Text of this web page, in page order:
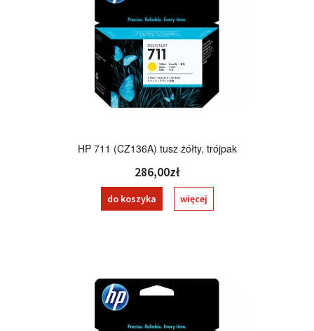
HP 711 (CZ136A) tusz żółty, trójpak
286,00zł
do koszyka więcej